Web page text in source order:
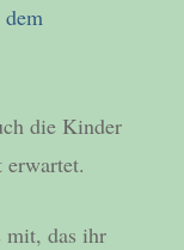
die Kinder
mit, das ihr